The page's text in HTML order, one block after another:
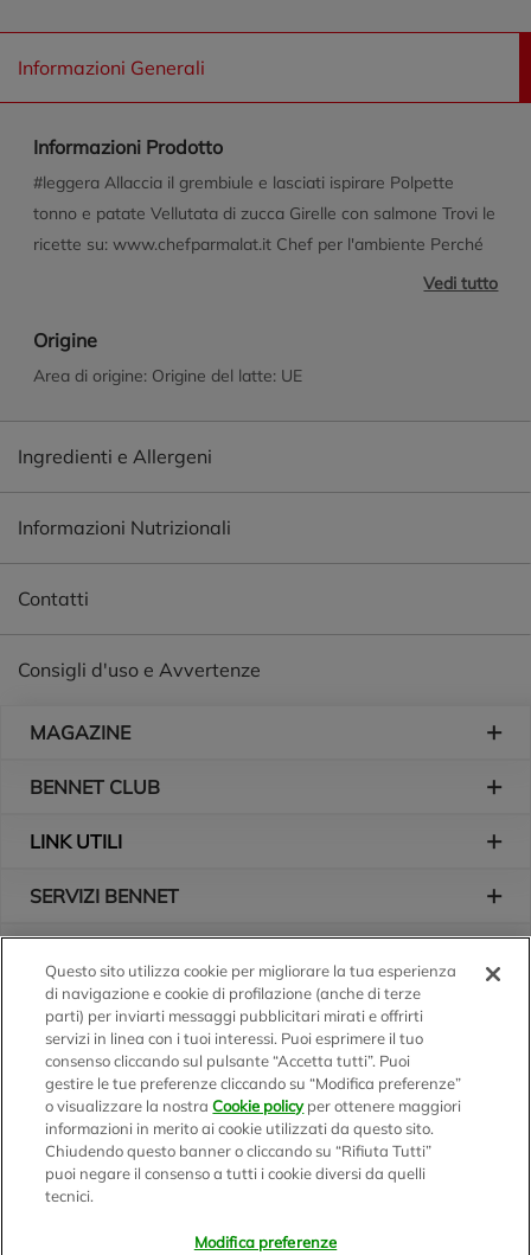
Informazioni Generali
Informazioni Prodotto
#leggera Allaccia il grembiule e lasciati ispirare Polpette
tonno e patate Vellutata di zucca Girelle con salmone Trovi le
ricette su: www.chefparmalat.it Chef per l'ambiente Perché
questa confezione? È sostenibile È rinnovabile È riciclabile
Vedi tutto
Origine
Area di origine: Origine del latte: UE
Ingredienti e Allergeni
Informazioni Nutrizionali
Contatti
Consigli d'uso e Avvertenze
MAGAZINE
BENNET CLUB
LINK UTILI
SERVIZI BENNET
Logo Bennet
Seguici sui nostri canali
Scarica l'app
Questo sito utilizza cookie per migliorare la tua esperienza
di navigazione e cookie di profilazione (anche di terze
parti) per inviarti messaggi pubblicitari mirati e offrirti
servizi in linea con i tuoi interessi. Puoi esprimere il tuo
consenso cliccando sul pulsante “Accetta tutti”. Puoi
gestire le tue preferenze cliccando su “Modifica preferenze”
o visualizzare la nostraCookie policyper ottenere maggiori
informazioni in merito ai cookie utilizzati da questo sito.
Chiudendo questo banner o cliccando su “Rifiuta Tutti”
puoi negare il consenso a tutti i cookie diversi da quelli
tecnici.
Modifica preferenze